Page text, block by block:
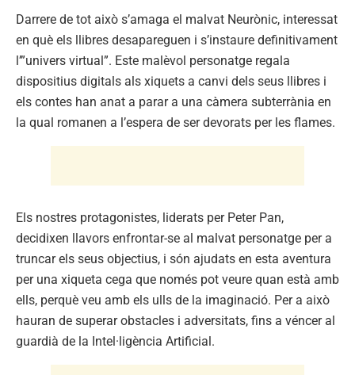
Darrere de tot això s’amaga el malvat Neurònic, interessat
en què els llibres desapareguen i s’instaure definitivament
l’”univers virtual”. Este malèvol personatge regala
dispositius digitals als xiquets a canvi dels seus llibres i
els contes han anat a parar a una càmera subterrània en
la qual romanen a l’espera de ser devorats per les flames.
Els nostres protagonistes, liderats per Peter Pan,
decidixen llavors enfrontar-se al malvat personatge per a
truncar els seus objectius, i són ajudats en esta aventura
per una xiqueta cega que només pot veure quan està amb
ells, perquè veu amb els ulls de la imaginació. Per a això
hauran de superar obstacles i adversitats, fins a véncer al
guardià de la Intel·ligència Artificial.